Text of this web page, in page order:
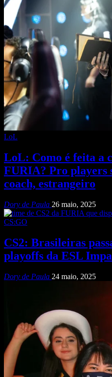
LoL
LoL: Como é feita a
FURIA? Pro players
coach, estrangeiro
Dory de Paula 26 maio, 2025
CS:GO
CS2: Brasileiras
playoffs da ESL
Dory de Paula 24 maio, 2025